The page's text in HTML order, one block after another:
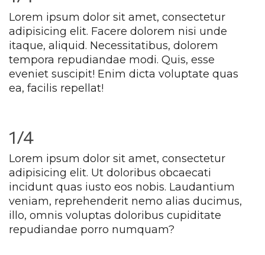
Lorem ipsum dolor sit amet, consectetur
adipisicing elit. Facere dolorem nisi unde
itaque, aliquid. Necessitatibus, dolorem
tempora repudiandae modi. Quis, esse
eveniet suscipit! Enim dicta voluptate quas
ea, facilis repellat!
1/4
Lorem ipsum dolor sit amet, consectetur
adipisicing elit. Ut doloribus obcaecati
incidunt quas iusto eos nobis. Laudantium
veniam, reprehenderit nemo alias ducimus,
illo, omnis voluptas doloribus cupiditate
repudiandae porro numquam?